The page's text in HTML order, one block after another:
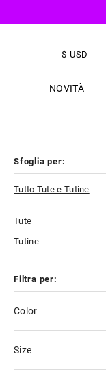
$ USD
NOVITÀ
Sfoglia per:
Tutto Tute e Tutine
Tute
Tutine
Filtra per:
Color
Size